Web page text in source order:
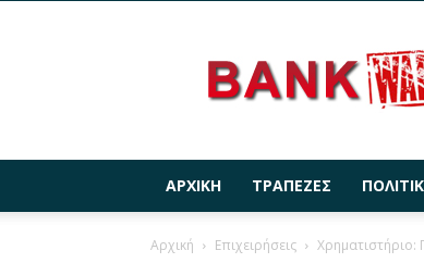
ΑΡΧΙΚΉ ΤΡΆΠΕΖΕΣ
Αρχική Επιχειρήσεις Χρηματιστήριο: